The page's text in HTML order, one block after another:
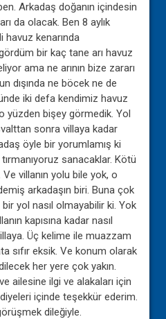
Arkadaş doğanın içindesin
da olacak. Ben 8 aylık
kenarında
bir kaç tane arı havuz
ama ne arının bize zararı
dışında ne böcek ne de
iki defa kendimiz havuz
o yüzden bişey görmedik. Yol
sonra villaya kadar
öyle bir yorumlamış ki
sanacaklar. Kötü
villanın yolu bile yok, o
arkadaşın biri. Buna çok
yol nasıl olmayabilir ki. Yok
kapısına kadar nasıl
Üç kelime ile muazzam
sıfır eksik. Ve konum olarak
her yere çok yakın.
ailesine ilgi ve alakaları için
içinde teşekkür ederim.
dileğiyle.